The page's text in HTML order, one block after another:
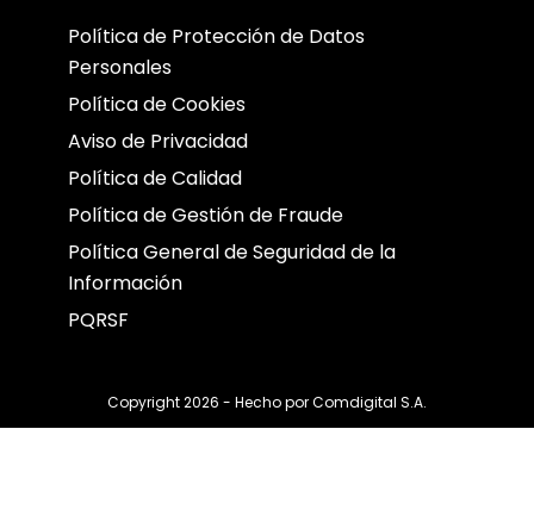
Política de Protección de Datos
Personales
Política de Cookies
Aviso de Privacidad
Política de Calidad
Política de Gestión de Fraude
Política General de Seguridad de la
Información
PQRSF
Copyright 2026 - Hecho porComdigital S.A.